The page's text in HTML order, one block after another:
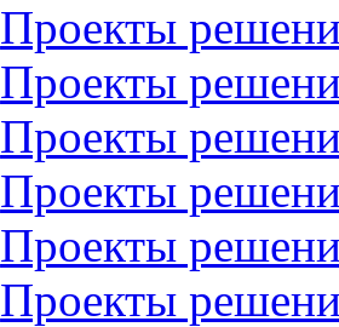
Проекты
Проекты
Проекты
Проекты
Проекты
Проекты